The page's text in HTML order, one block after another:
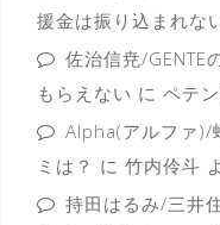
援金は振り込まれな
佐治信尭/GENTE
もらえない に ペテ
Alpha(アルファ)/
ミは？ に 竹内伶斗
持田はるみ/三井